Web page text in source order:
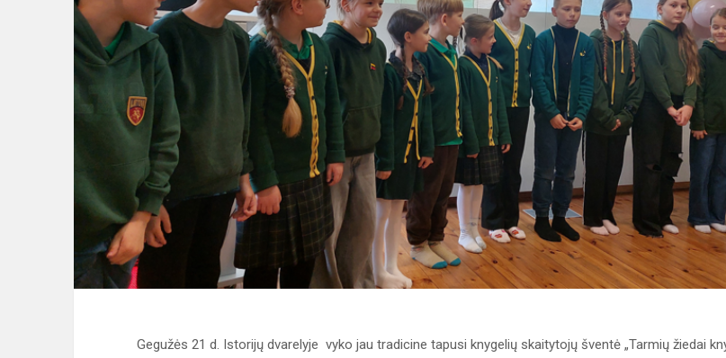
Gegužės 21 d. Istorijų dvarelyje vyko jau tradicine tapusi knygelių skaitytojų šventė „Tarmių žiedai